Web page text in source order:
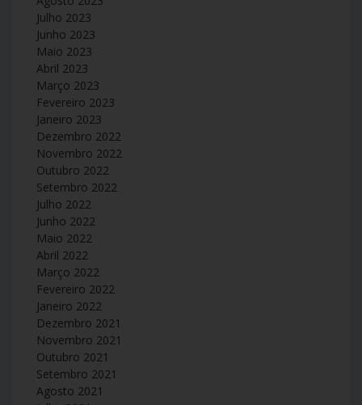
Julho 2023
Junho 2023
Maio 2023
Abril 2023
Março 2023
Fevereiro 2023
Janeiro 2023
Dezembro 2022
Novembro 2022
Outubro 2022
Setembro 2022
Julho 2022
Junho 2022
Maio 2022
Abril 2022
Março 2022
Fevereiro 2022
Janeiro 2022
Dezembro 2021
Novembro 2021
Outubro 2021
Setembro 2021
Agosto 2021